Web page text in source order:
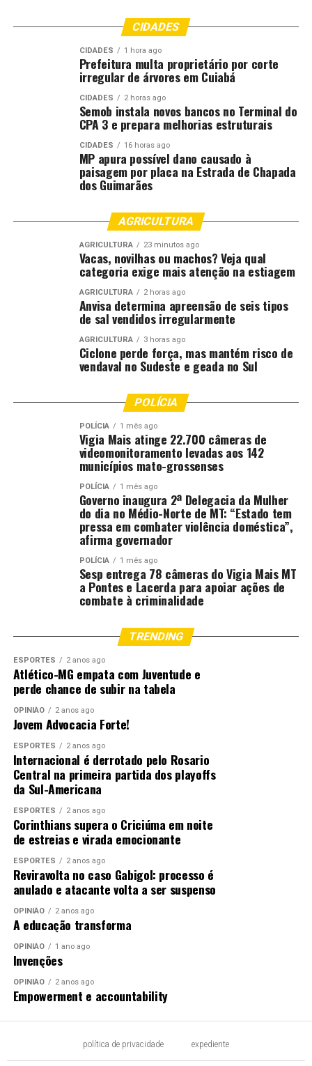
aplicadas em contextos semelhantes ao brasileiro.
O foco da experiência é ampliar o repertório
metodológico dos docentes, incentivar a inovação em
sala de aula e contribuir para a consolidação de práticas
que elevem a qualidade do ensino de Língua Inglesa na
rede estadual.
A expectativa é que as vivências na Colômbia resultem
em novas abordagens, estratégias mais eficientes e uso
ainda mais qualificado do material didático já adotado
Valorização da prática docente
O edital também estabelece critérios de desempate que
consideram maior pontuação na avaliação, tempo de
atuação no Programa Mais Inglês e idade do
Confira mais detalhes no edital anexo.
Governo MT – MT
Comentários
RELATED TOPICS: DESTAQUE DOMINGO
INGLÊS
MATO-GROSSO
MT NESTE
Governo relança plataforma Descubra MT com roteiros e
informações essenciais para turistas
Polícia Militar prende dois faccionados e recupera
pistolas, munições e produtos roubados
CIDADES
CIDADES 1 hora ago
Prefeitura multa proprietário por corte
irregular de árvores em Cuiabá
CIDADES 2 horas ago
Semob instala novos bancos no Terminal do
CPA 3 e prepara melhorias estruturais
CIDADES 16 horas ago
MP apura possível dano causado à
paisagem por placa na Estrada de Chapada
dos Guimarães
AGRICULTURA
AGRICULTURA 23 minutos ago
Vacas, novilhas ou machos? Veja qual
categoria exige mais atenção na estiagem
AGRICULTURA 2 horas ago
Anvisa determina apreensão de seis tipos
de sal vendidos irregularmente
AGRICULTURA 3 horas ago
Ciclone perde força, mas mantém risco de
vendaval no Sudeste e geada no Sul
POLÍCIA
POLÍCIA 1 mês ago
Vigia Mais atinge 22.700 câmeras de
videomonitoramento levadas aos 142
municípios mato-grossenses
POLÍCIA 1 mês ago
Governo inaugura 2ª Delegacia da Mulher
do dia no Médio-Norte de MT: “Estado tem
pressa em combater violência doméstica”,
afirma governador
POLÍCIA 1 mês ago
Sesp entrega 78 câmeras do Vigia Mais MT
a Pontes e Lacerda para apoiar ações de
combate à criminalidade
TRENDING
ESPORTES 2 anos ago
Atlético-MG empata com Juventude e
perde chance de subir na tabela
OPINIÃO 2 anos ago
Jovem Advocacia Forte!
ESPORTES 2 anos ago
Internacional é derrotado pelo Rosario
Central na primeira partida dos playoffs
da Sul-Americana
ESPORTES 2 anos ago
Corinthians supera o Criciúma em noite
de estreias e virada emocionante
ESPORTES 2 anos ago
Reviravolta no caso Gabigol: processo é
anulado e atacante volta a ser suspenso
OPINIÃO 2 anos ago
A educação transforma
OPINIÃO 1 ano ago
Invenções
OPINIÃO 2 anos ago
Empowerment e accountability
política de privacidade expediente